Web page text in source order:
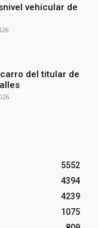
vehicular de
del titular de
5552
4394
4239
1075